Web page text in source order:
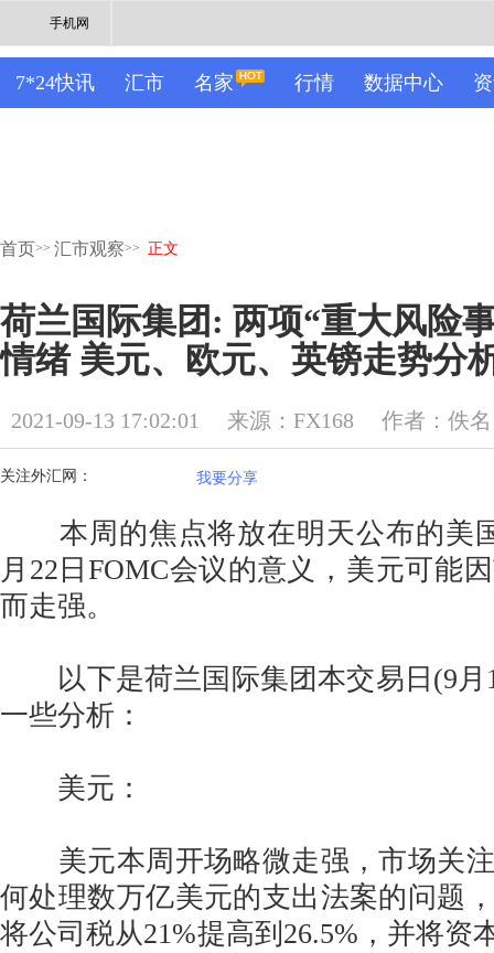
手机网
7*24快讯 汇市 名家 行情 数据中心
首页>> 汇市观察>> 正文
荷兰国际集团: 两项“重大风险
情绪 美元、欧元、英镑走势分
2021-09-13 17:02:01 来源：FX168 作者：佚名
关注外汇网： 我要分享
本周的焦点将放在明天公布的美
月22日FOMC会议的意义，美元可能
而走强。
以下是荷兰国际集团本交易日(9月
一些分析：
美元：
美元本周开场略微走强，市场关注
何处理数万亿美元的支出法案的问题
将公司税从21%提高到26.5%，并将资